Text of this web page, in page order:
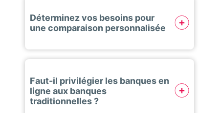
Déterminez vos besoins pour
une comparaison personnalisée
Faut-il privilégier les banques en
ligne aux banques
traditionnelles ?